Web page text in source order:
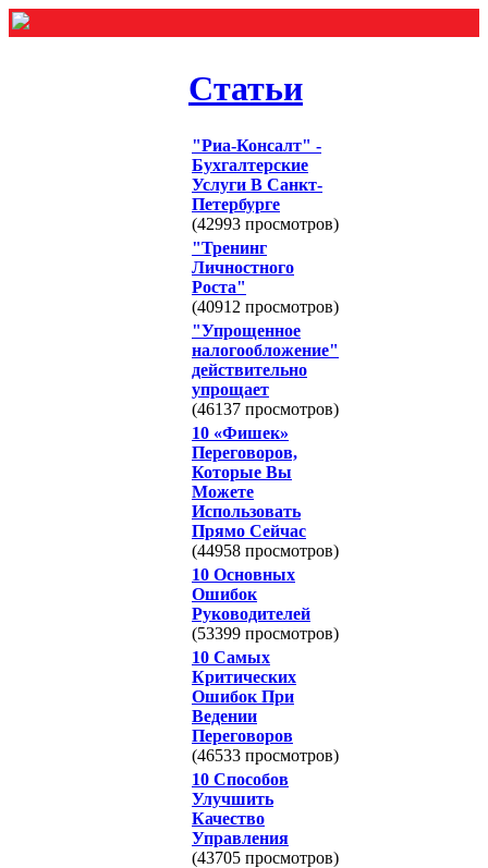
Статьи
"Риа-Консалт" -
Бухгалтерские
Услуги В Санкт-
Петербурге
(42993 просмотров)
"Тренинг
Личностного
Роста"
(40912 просмотров)
"Упрощенное
налогообложение"
действительно
упрощает
(46137 просмотров)
10 «Фишек»
Переговоров,
Которые Вы
Можете
Использовать
Прямо Сейчас
(44958 просмотров)
10 Основных
Ошибок
Руководителей
(53399 просмотров)
10 Самых
Критических
Ошибок При
Ведении
Переговоров
(46533 просмотров)
10 Способов
Улучшить
Качество
Управления
(43705 просмотров)